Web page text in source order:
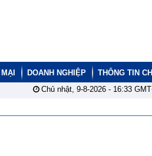
DOANH NGHIỆP THÔNG TIN
Chủ nhật, 9-8-2026 - 16:33